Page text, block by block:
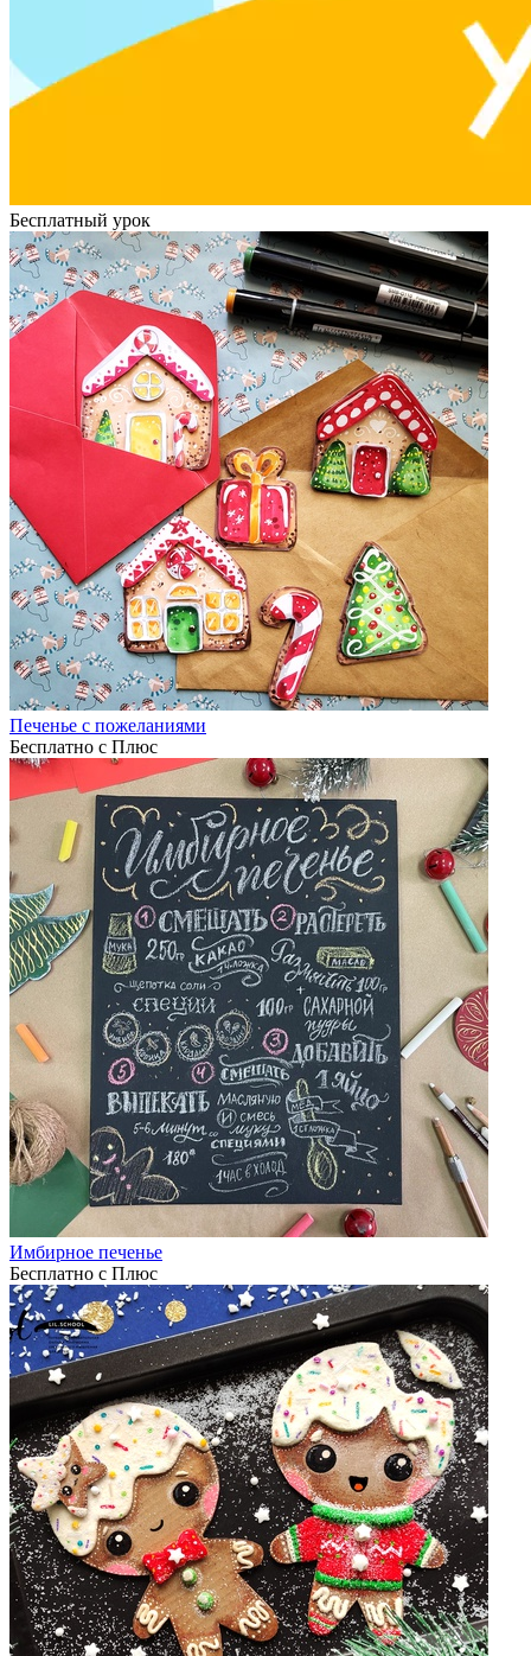
Бесплатный урок
Печенье с пожеланиями
Бесплатно с Плюс
Имбирное печенье
Бесплатно с Плюс